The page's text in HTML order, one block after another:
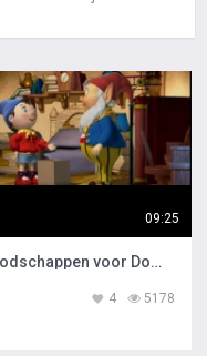
09:25
Boodschappen voor Domoor
5178
4